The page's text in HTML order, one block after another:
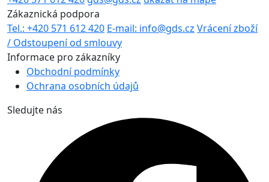
Zákaznická podpora
Tel.: +420 571 612 420 E-mail: info@gds.cz Vrácení zboží
/ Odstoupení od smlouvy
Informace pro zákazníky
Obchodní podmínky
Ochrana osobních údajů
Sledujte nás